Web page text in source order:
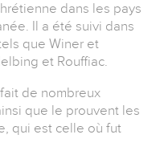
dans les pays
Il a été suivi dans
que Winer et
et Rouffiac.
de nombreux
que le prouvent les
qui est celle où fut